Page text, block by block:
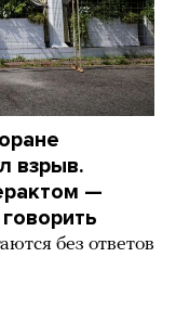
взрыв.
—
без ответов